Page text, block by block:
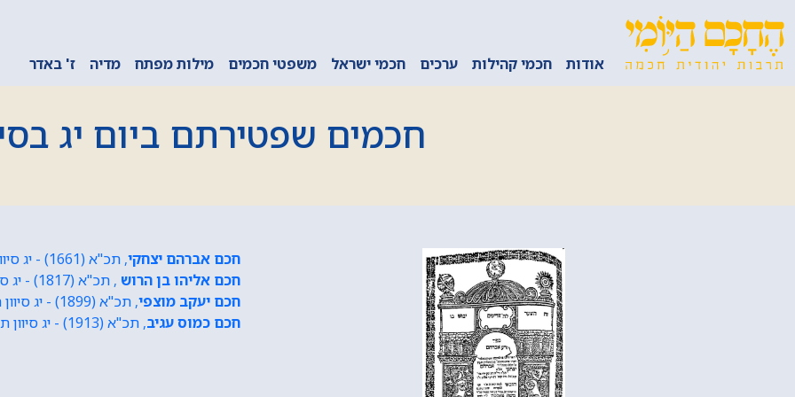
אודות חכמי קהילות ערכים חכמי ישראל משפטי חכמים מילות מפתח מדיה ז' באדר
חכמים שפטירתם ביום יג
חכם אברהם יצחקי, תכ"א (1661) - יג סיוון תפ"ט (1722)
חכם אליהו בן הרוש , תכ"א (1817) - יג סיוון תפ"ט (1883)
חכם יעקב מוצפי, תכ"א (1899) - יג סיוון תפ"ט (1983)
חכם כמוס עגיב, תכ"א (1913) - יג סיוון תפ"ט (1991)